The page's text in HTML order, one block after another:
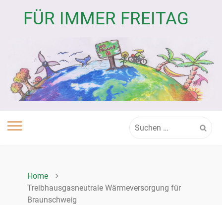
FÜR IMMER FREITAG
nach:
Home
Treibhausgasneutrale Wärmeversorgung für
Braunschweig